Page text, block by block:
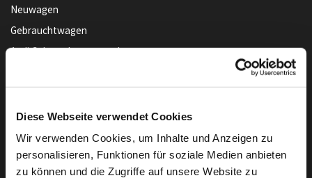
Diese Webseite verwendet Cookies
Wir verwenden Cookies, um Inhalte und Anzeigen zu
personalisieren, Funktionen für soziale Medien anbieten
zu können und die Zugriffe auf unsere Website zu
Neuwagen
Gebrauchtwagen
Audi Gebrauchtwagen :plus
Online-Terminbuchung
Für Geschäftskunden